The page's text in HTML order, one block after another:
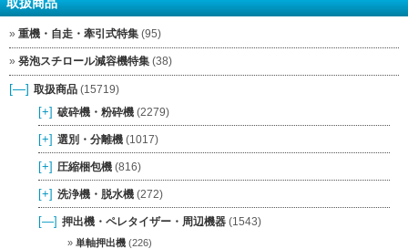
重機・自走・牽引式特集 (95)
発泡スチロール減容機特集 (38)
[—] 取扱商品 (15719)
[+] 破砕機・粉砕機 (2279)
[+] 選別・分離機 (1017)
[+] 圧縮梱包機 (816)
[+] 洗浄機・脱水機 (272)
[—] 押出機・ペレタイザー・周辺機器 (1543)
単軸押出機 (226)